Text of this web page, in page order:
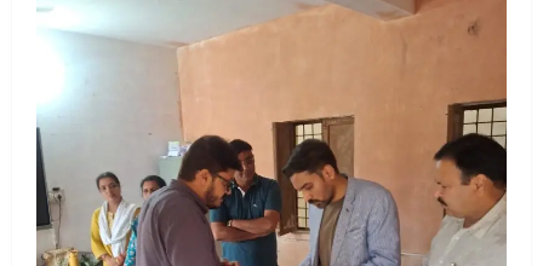
UTTARAKHAND NEWS
मिस उत्तराखंड 2026 के सब-कॉन्टेस्ट ‘मिस
August 5, 2026
UTTARAKHAND NEWS
एमआईटी वर्ल्ड पीस यूनिवर्सिटी और जर्मनी के
बीएसबीआई के बीच समझौता; भारतीय छात्रों
को मिलेंगे वैश्विक अवसर